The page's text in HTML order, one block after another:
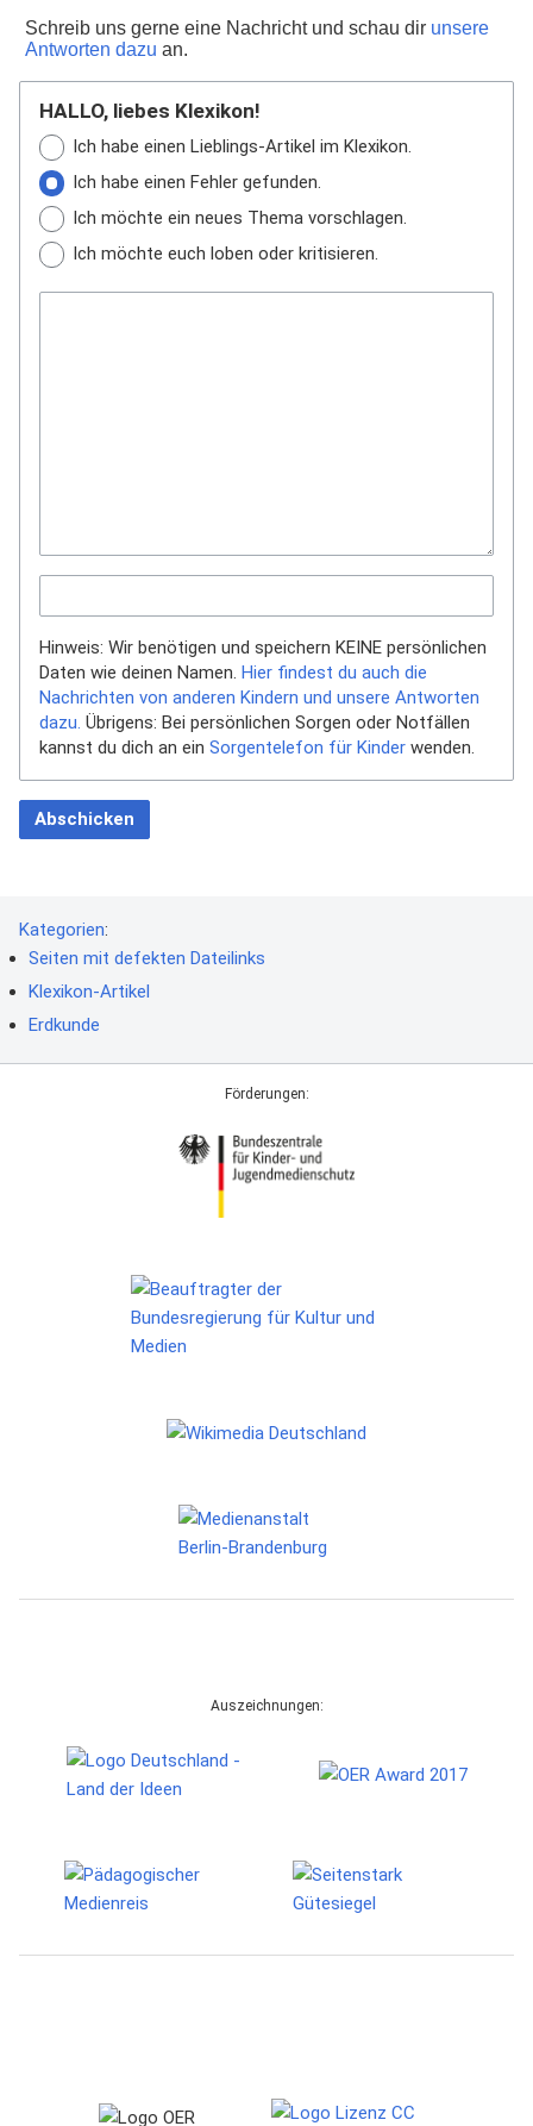
Schreib uns gerne eine Nachricht und schau dir unsere
Antworten dazu an.
HALLO, liebes Klexikon!
Ich habe einen Lieblings-Artikel im Klexikon.
Ich habe einen Fehler gefunden.
Ich möchte ein neues Thema vorschlagen.
Ich möchte euch loben oder kritisieren.
Hinweis: Wir benötigen und speichern KEINE persönlichen
Daten wie deinen Namen. Hier findest du auch die
Nachrichten von anderen Kindern und unsere Antworten
dazu. Übrigens: Bei persönlichen Sorgen oder Notfällen
kannst du dich an ein Sorgentelefon für Kinder wenden.
Abschicken
Kategorien:
Seiten mit defekten Dateilinks
Klexikon-Artikel
Erdkunde
Förderungen:
Auszeichnungen: